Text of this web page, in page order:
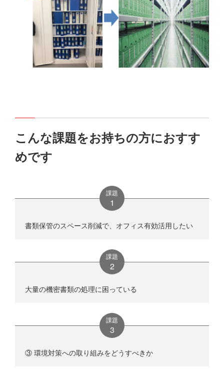
こんな課題をお持ちの方におすす
めです
課題
書類保管のスペース削減で、オフィス有効活用したい
課題
大量の機密書類の処理に困っている
課題
③ 環境対策への取り組みをどうすべきか